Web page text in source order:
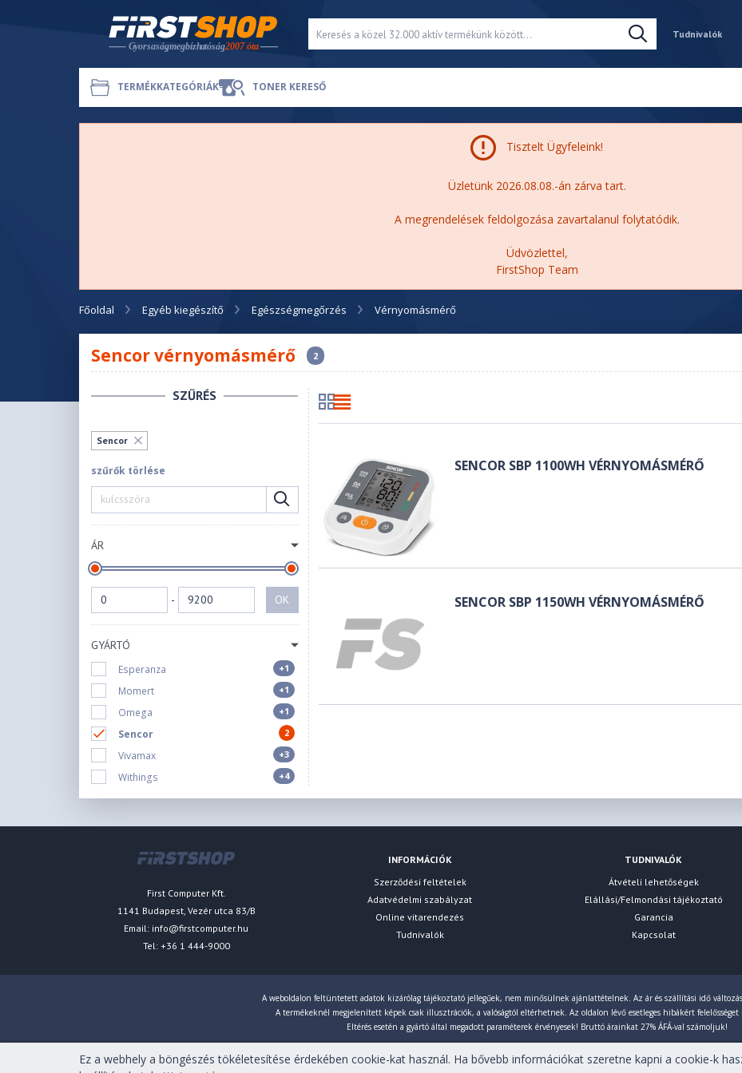
Tudnivalók
TERMÉKKATEGÓRIÁK TONER KERESŐ
Tisztelt Ügyfeleink!
Üzletünk 2026.08.08.-án zárva tart.
A megrendelések feldolgozása zavartalanul folytatódik.
Üdvözlettel,
FirstShop Team
Főoldal Egyéb kiegészítő Egészségmegőrzés Vérnyomásmérő
Sencor vérnyomásmérő 2
SZŰRÉS
Sencor
szűrők törlése
ÁR
- OK
GYÁRTÓ
Esperanza +1
Momert +1
Omega +1
Sencor 2
Vivamax +3
Withings +4
SENCOR SBP 1100WH VÉRNYOMÁSMÉRŐ
SENCOR SBP 1150WH VÉRNYOMÁSMÉRŐ
First Computer Kft.
1141 Budapest, Vezér utca 83/B
Email: info@firstcomputer.hu
Tel: +36 1 444-9000
INFORMÁCIÓK
Szerződési feltételek
Adatvédelmi szabályzat
Online vitarendezés
Tudnivalók
TUDNIVALÓK
Átvételi lehetőségek
Elállási/Felmondási tájékoztató
Garancia
Kapcsolat
A weboldalon feltüntetett adatok kizárólag tájékoztató jellegűek, nem minősülnek ajánlattételnek. Az ár és szállítási idő
A termékeknél megjelenített képek csak illusztrációk, a valóságtól eltérhetnek. Az oldalon lévő esetleges hibákért
Eltérés esetén a gyártó által megadott paraméterek érvényesek! Bruttó árainkat 27% ÁFÁ-val számoljuk!
Ez a webhely a böngészés tökéletesítése érdekében cookie-kat használ. Ha bővebb információkat szeretne kapni a cookie-k